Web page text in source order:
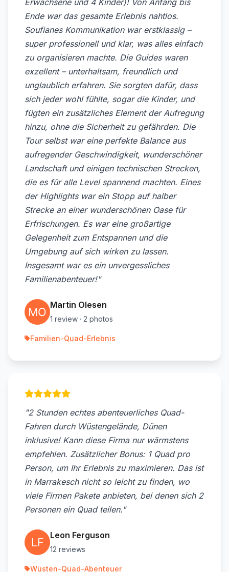
Erwachsene und 4 Kinder)! Von Anfang bis
Ende war das gesamte Erlebnis nahtlos.
Soufianes Kommunikation war erstklassig –
super professionell und klar, was alles einfach
zu organisieren machte. Die Guides waren
exzellent – unterhaltsam, freundlich und
unglaublich erfahren. Sie sorgten dafür, dass
sich jeder wohl fühlte, sogar die Kinder, und
fügten ein zusätzliches Element der Aufregung
hinzu, ohne die Sicherheit zu gefährden. Die
Tour selbst war eine perfekte Balance aus
aufregender Geschwindigkeit, wunderschöner
Landschaft und einigen technischen Strecken,
die es für alle Level spannend machten. Eines
der Highlights war ein Stopp auf halber
Strecke an einer wunderschönen Oase für
Erfrischungen. Es war eine großartige
Gelegenheit zum Entspannen und die
Umgebung auf sich wirken zu lassen.
Insgesamt war es ein unvergessliches
Familienabenteuer!"
Martin Olesen
1 review · 2 photos
Familien-Quad-Erlebnis
"2 Stunden echtes abenteuerliches Quad-
Fahren durch Wüstengelände, Dünen
inklusive! Kann diese Firma nur wärmstens
empfehlen. Zusätzlicher Bonus: 1 Quad pro
Person, um Ihr Erlebnis zu maximieren. Das ist
in Marrakesch nicht so leicht zu finden, wo
viele Firmen Pakete anbieten, bei denen sich 2
Personen ein Quad teilen."
Leon Ferguson
12 reviews
Wüsten-Quad-Abenteuer